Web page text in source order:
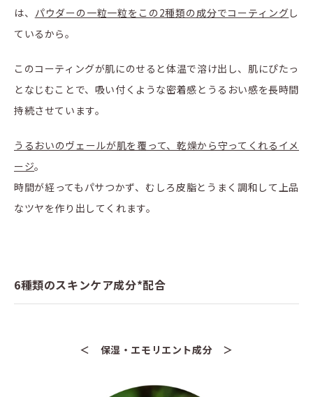
は、 パウダーの一粒一粒をこの2種類の成分でコーティングし
ているから。
このコーティングが肌にのせると体温で溶け出し、肌にぴたっ
となじむことで、吸い付くような密着感とうるおい感を長時間
持続させています。
うるおいのヴェールが肌を覆って、乾燥から守ってくれるイメ
ージ。
時間が経ってもパサつかず、むしろ皮脂とうまく調和して上品
なツヤを作り出してくれます。
6種類のスキンケア成分*配合
＜ 保湿・エモリエント成分 ＞